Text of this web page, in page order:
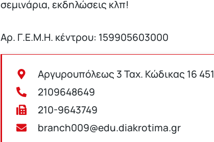
σεμινάρια, εκδηλώσεις κλπ!
Αρ. Γ.Ε.Μ.Η. κέντρου: 159905603000
Αργυρουπόλεως 3 Ταχ. Κώδικας 16 451
2109648649
210-9643749
branch009@edu.diakrotima.gr